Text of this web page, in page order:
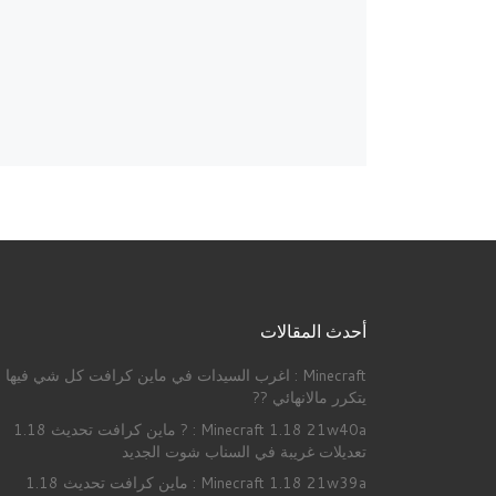
أحدث المقالات
Minecraft : اغرب السيدات في ماين كرافت كل شي فيها
يتكرر مالانهائي ??
Minecraft 1.18 21w40a : ? ماين كرافت تحديث 1.18
تعديلات غريبة في السناب شوت الجديد
Minecraft 1.18 21w39a : ماين كرافت تحديث 1.18